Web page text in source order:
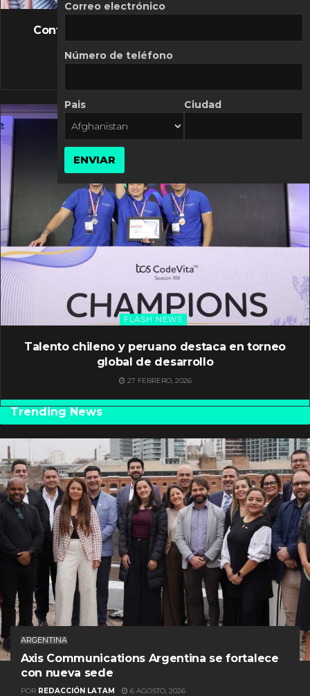
FLASH NEWS
Controversia de Mercado Libre por costos
10 MARZO, 2026
FLASH NEWS
Talento chileno y peruano destaca en torneo
global de desarrollo
27 FEBRERO, 2026
Trending News
ARGENTINA
Axis Communications Argentina se fortalece
con nueva sede
POR REDACCIÓN LATAM 6 AGOSTO, 2026
Correo electrónico
Número de teléfono
Pais Ciudad
ENVIAR